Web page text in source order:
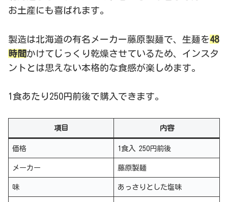
お土産にも喜ばれます。
製造は北海道の有名メーカー藤原製麺で、生麺を48
時間かけてじっくり乾燥させているため、インスタ
ントとは思えない本格的な食感が楽しめます。
1食あたり250円前後で購入できます。
項目 内容
価格 1食入 250円前後
メーカー 藤原製麺
味 あっさりとした塩味